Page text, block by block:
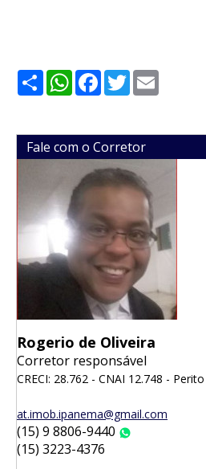
ShareWhatsApp
Facebook
Twitter
Fale com o Corretor
Rogerio de Oliveira
Corretor responsável
CRECI: 28.762 - CNAI 12.748 -
at.imob.ipanema@gmail.com
(15) 9 8806-9440
(15) 3223-4376